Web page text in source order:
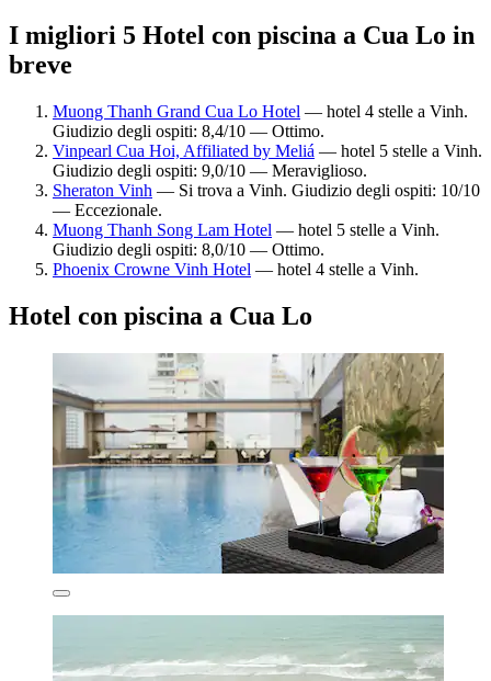
I migliori 5 Hotel con piscina a Cua Lo in
breve
Muong Thanh Grand Cua Lo Hotel — hotel 4 stelle a Vinh.
Giudizio degli ospiti: 8,4/10 — Ottimo.
Vinpearl Cua Hoi, Affiliated by Meliá — hotel 5 stelle a Vinh.
Giudizio degli ospiti: 9,0/10 — Meraviglioso.
Sheraton Vinh — Si trova a Vinh. Giudizio degli ospiti: 10/10
— Eccezionale.
Muong Thanh Song Lam Hotel — hotel 5 stelle a Vinh.
Giudizio degli ospiti: 8,0/10 — Ottimo.
Phoenix Crowne Vinh Hotel — hotel 4 stelle a Vinh.
Hotel con piscina a Cua Lo